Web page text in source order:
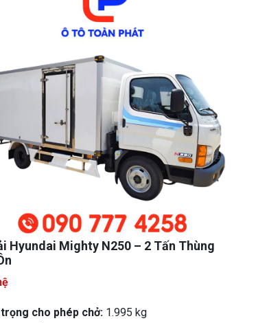
Hyundai Mighty N250 – 2 Tấn Thùng
cho phép chở:1.995 kg